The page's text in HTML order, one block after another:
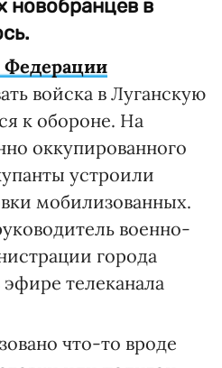
новобранцев в
Федерации
войска в Луганскую
к обороне. На
оккупированного
устроили
мобилизованных.
военно-
города
телеканала
что-то вроде